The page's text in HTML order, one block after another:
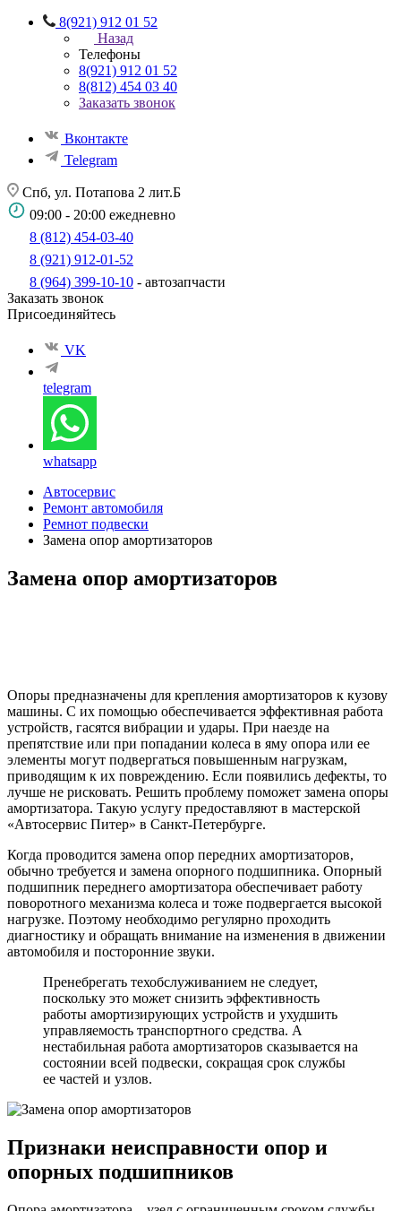
8(921) 912 01 52
Назад
Телефоны
8(921) 912 01 52
8(812) 454 03 40
Заказать звонок
Вконтакте
Telegram
Спб, ул. Потапова 2 лит.Б
09:00 - 20:00 ежедневно
8 (812) 454-03-40
8 (921) 912-01-52
8 (964) 399-10-10 - автозапчасти
Заказать звонок
Присоединяйтесь
VK
telegram
whatsapp
Автосервис
Ремонт автомобиля
Ремнот подвески
Замена опор амортизаторов
Замена опор амортизаторов
Опоры предназначены для крепления амортизаторов к кузову
машины. С их помощью обеспечивается эффективная работа
устройств, гасятся вибрации и удары. При наезде на
препятствие или при попадании колеса в яму опора или ее
элементы могут подвергаться повышенным нагрузкам,
приводящим к их повреждению. Если появились дефекты, то
лучше не рисковать. Решить проблему поможет замена опоры
амортизатора. Такую услугу предоставляют в мастерской
«Автосервис Питер» в Санкт-Петербурге.
Когда проводится замена опор передних амортизаторов,
обычно требуется и замена опорного подшипника. Опорный
подшипник переднего амортизатора обеспечивает работу
поворотного механизма колеса и тоже подвергается высокой
нагрузке. Поэтому необходимо регулярно проходить
диагностику и обращать внимание на изменения в движении
автомобиля и посторонние звуки.
Пренебрегать техобслуживанием не следует,
поскольку это может снизить эффективность
работы амортизирующих устройств и ухудшить
управляемость транспортного средства. А
нестабильная работа амортизаторов сказывается на
состоянии всей подвески, сокращая срок службы
ее частей и узлов.
Признаки неисправности опор и
опорных подшипников